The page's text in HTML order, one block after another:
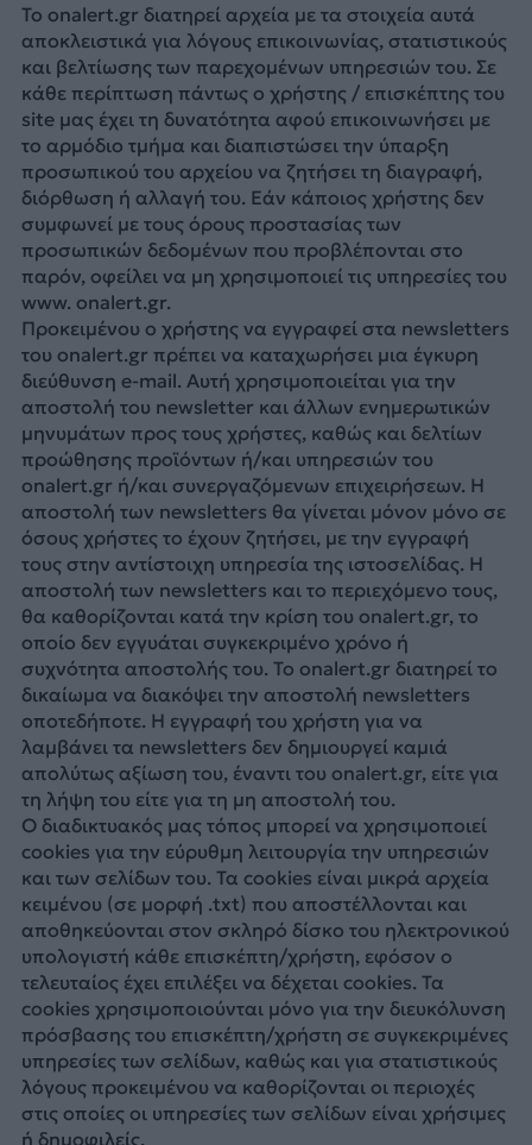
Το onalert.gr διατηρεί αρχεία με τα στοιχεία αυτά
αποκλειστικά για λόγους επικοινωνίας, στατιστικούς
και βελτίωσης των παρεχομένων υπηρεσιών του. Σε
κάθε περίπτωση πάντως ο χρήστης / επισκέπτης του
site μας έχει τη δυνατότητα αφού επικοινωνήσει με
το αρμόδιο τμήμα και διαπιστώσει την ύπαρξη
προσωπικού του αρχείου να ζητήσει τη διαγραφή,
διόρθωση ή αλλαγή του. Εάν κάποιος χρήστης δεν
συμφωνεί με τους όρους προστασίας των
προσωπικών δεδομένων που προβλέπονται στο
παρόν, οφείλει να μη χρησιμοποιεί τις υπηρεσίες του
www. onalert.gr.
Προκειμένου ο χρήστης να εγγραφεί στα newsletters
του onalert.gr πρέπει να καταχωρήσει μια έγκυρη
διεύθυνση e-mail. Αυτή χρησιμοποιείται για την
αποστολή του newsletter και άλλων ενημερωτικών
μηνυμάτων προς τους χρήστες, καθώς και δελτίων
προώθησης προϊόντων ή/και υπηρεσιών του
onalert.gr ή/και συνεργαζόμενων επιχειρήσεων. Η
αποστολή των newsletters θα γίνεται μόνον μόνο σε
όσους χρήστες το έχουν ζητήσει, με την εγγραφή
τους στην αντίστοιχη υπηρεσία της ιστοσελίδας. Η
αποστολή των newsletters και το περιεχόμενο τους,
θα καθορίζονται κατά την κρίση του onalert.gr, το
οποίο δεν εγγυάται συγκεκριμένο χρόνο ή
συχνότητα αποστολής του. Το onalert.gr διατηρεί το
δικαίωμα να διακόψει την αποστολή newsletters
οποτεδήποτε. Η εγγραφή του χρήστη για να
λαμβάνει τα newsletters δεν δημιουργεί καμιά
απολύτως αξίωση του, έναντι του onalert.gr, είτε για
τη λήψη του είτε για τη μη αποστολή του.
Ο διαδικτυακός μας τόπος μπορεί να χρησιμοποιεί
cookies για την εύρυθμη λειτουργία την υπηρεσιών
και των σελίδων του. Τα cookies είναι μικρά αρχεία
κειμένου (σε μορφή .txt) που αποστέλλονται και
αποθηκεύονται στον σκληρό δίσκο του ηλεκτρονικού
υπολογιστή κάθε επισκέπτη/χρήστη, εφόσον ο
τελευταίος έχει επιλέξει να δέχεται cookies. Τα
cookies χρησιμοποιούνται μόνο για την διευκόλυνση
πρόσβασης του επισκέπτη/χρήστη σε συγκεκριμένες
υπηρεσίες των σελίδων, καθώς και για στατιστικούς
λόγους προκειμένου να καθορίζονται οι περιοχές
στις οποίες οι υπηρεσίες των σελίδων είναι χρήσιμες
ή δημοφιλείς.